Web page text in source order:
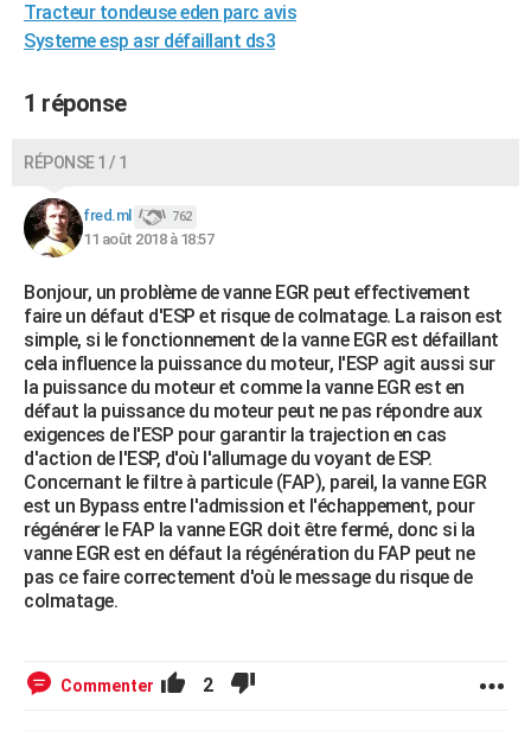
Carte de Noël
Carte Bonne année
Carte Saint-Valentin
Carte Pâques
Carte d'anniversaire
S'inscrire
Se connecter
Lycées
Collèges
Primaires
Universités
Entreprises
Service militaire
Avis de recherche
AVIS DE DÉCÈS
FORUM
Bricolage
Lifestyle
Culture
Auto
Television
Voyage
Cinema
Tracteur tondeuse eden parc avis
Systeme esp asr défaillant ds3
1 réponse
RÉPONSE 1 / 1
fred.ml 762
11 août 2018 à 18:57
Bonjour, un problème de vanne EGR peut effectivement
faire un défaut d'ESP et risque de colmatage. La raison est
simple, si le fonctionnement de la vanne EGR est défaillant
cela influence la puissance du moteur, l'ESP agit aussi sur
la puissance du moteur et comme la vanne EGR est en
défaut la puissance du moteur peut ne pas répondre aux
exigences de l'ESP pour garantir la trajection en cas
d'action de l'ESP, d'où l'allumage du voyant de ESP.
Concernant le filtre à particule (FAP), pareil, la vanne EGR
est un Bypass entre l'admission et l'échappement, pour
régénérer le FAP la vanne EGR doit être fermé, donc si la
vanne EGR est en défaut la régénération du FAP peut ne
pas ce faire correctement d'où le message du risque de
colmatage.
Commenter 2